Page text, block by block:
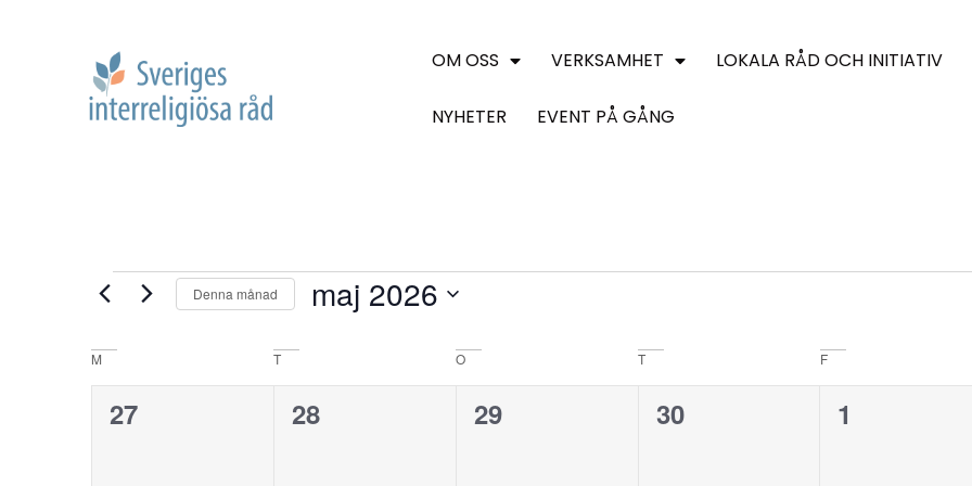
OM OSS VERKSAMHET LOKALA RÅD OCH INITIATIV
NYHETER EVENT PÅ GÅNG
Denna månad maj 2026
Kalender
av
M T O T F
0
27
0
28
0
29
0
30
0
1